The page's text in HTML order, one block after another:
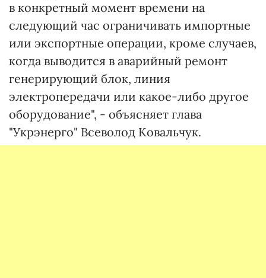
в конкретный момент времени на
следующий час ограничивать импортные
или экспортные операции, кроме случаев,
когда выводится в аварийный ремонт
генерирующий блок, линия
электропередачи или какое-либо другое
оборудование", - объясняет глава
"Укрэнерго" Всеволод Ковальчук.